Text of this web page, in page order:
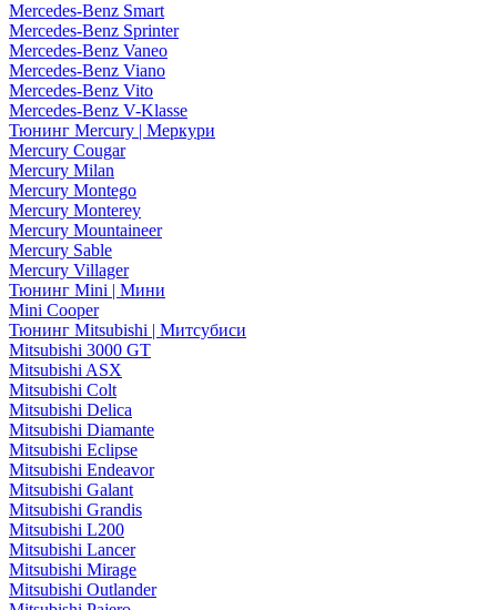
Mercedes-Benz Smart
Mercedes-Benz Sprinter
Mercedes-Benz Vaneo
Mercedes-Benz Viano
Mercedes-Benz Vito
Mercedes-Benz V-Klasse
Тюнинг Mercury | Меркури
Mercury Cougar
Mercury Milan
Mercury Montego
Mercury Monterey
Mercury Mountaineer
Mercury Sable
Mercury Villager
Тюнинг Mini | Мини
Mini Cooper
Тюнинг Mitsubishi | Митсубиси
Mitsubishi 3000 GT
Mitsubishi ASX
Mitsubishi Colt
Mitsubishi Delica
Mitsubishi Diamante
Mitsubishi Eclipse
Mitsubishi Endeavor
Mitsubishi Galant
Mitsubishi Grandis
Mitsubishi L200
Mitsubishi Lancer
Mitsubishi Mirage
Mitsubishi Outlander